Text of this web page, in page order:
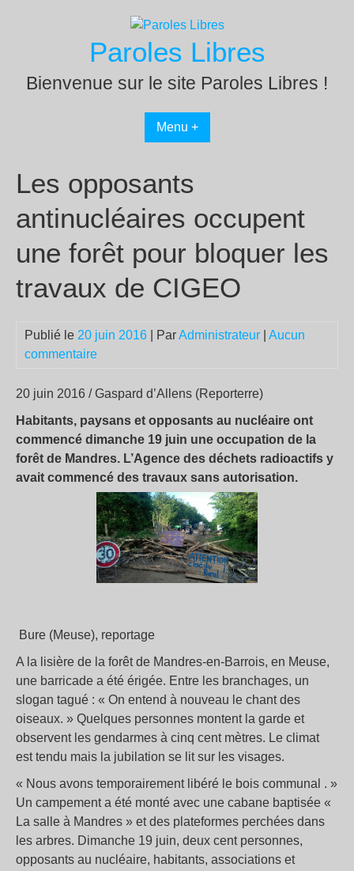
Paroles Libres
Bienvenue sur le site Paroles Libres !
Menu +
Les opposants
antinucléaires occupent
une forêt pour bloquer les
travaux de CIGEO
Publié le 20 juin 2016 | ParAdministrateur
Aucun
commentaire
20 juin 2016 / Gaspard d’Allens (Reporterre)
Habitants, paysans et opposants au nucléaire ont
commencé dimanche 19 juin une occupation de la
forêt de Mandres. L’Agence des déchets radioactifs y
avait commencé des travaux sans autorisation.
Bure (Meuse), reportage
A la lisière de la forêt de Mandres-en-Barrois, en Meuse,
une barricade a été érigée. Entre les branchages, un
slogan tagué : « On entend à nouveau le chant des
oiseaux. » Quelques personnes montent la garde et
observent les gendarmes à cinq cent mètres. Le climat
est tendu mais la jubilation se lit sur les visages.
« Nous avons temporairement libéré le bois communal . »
Un campement a été monté avec une cabane baptisée «
La salle à Mandres » et des plateformes perchées dans
les arbres. Dimanche 19 juin, deux cent personnes,
opposants au nucléaire, habitants, associations et